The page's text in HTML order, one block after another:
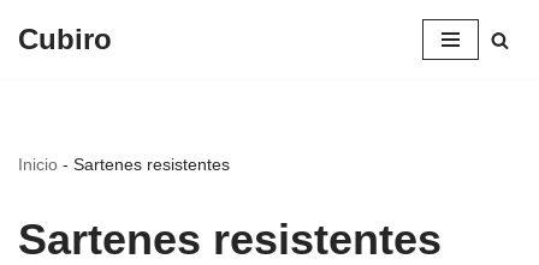
Cubiro
Inicio - Sartenes resistentes
Sartenes resistentes